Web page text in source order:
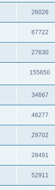
26026
67722
27630
155650
34667
46277
29702
28491
52911